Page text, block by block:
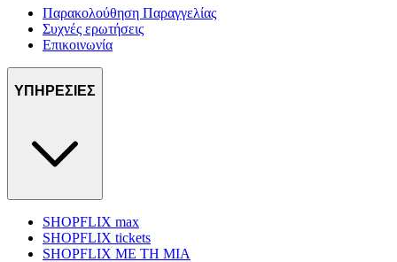
Παρακολούθηση Παραγγελίας
Συχνές ερωτήσεις
Επικοινωνία
ΥΠΗΡΕΣΙΕΣ
SHOPFLIX max
SHOPFLIX tickets
SHOPFLIX ΜΕ ΤΗ ΜΙΑ